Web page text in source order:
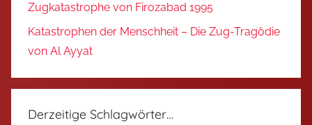
Zugkatastrophe von Firozabad 1995
Katastrophen der Menschheit – Die Zug-Tragödie
von Al Ayyat
Derzeitige Schlagwörter…